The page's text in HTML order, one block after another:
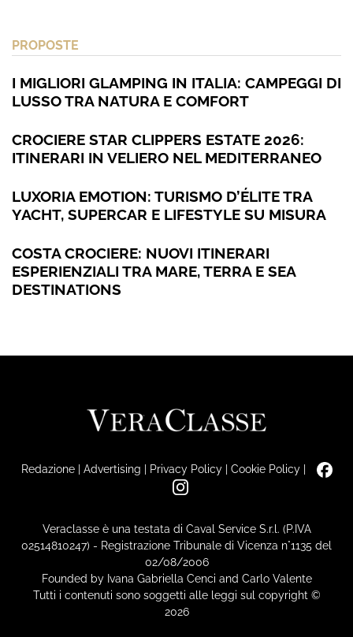
PROPOSTE
I MIGLIORI GLAMPING IN ITALIA: CAMPEGGI DI
LUSSO TRA NATURA E COMFORT
CROCIERE STAR CLIPPERS ESTATE 2026:
ITINERARI IN VELIERO NEL MEDITERRANEO
LUXORIA EMOTION: TURISMO D’ÉLITE TRA
YACHT, SUPERCAR E LIFESTYLE SU MISURA
COSTA CROCIERE: NUOVI ITINERARI
ESPERIENZIALI TRA MARE, TERRA E SEA
DESTINATIONS
Redazione| Advertising | Privacy Policy| Cookie Policy|
Veraclasse è una testata di Caval Service S.r.l. (P.IVA
02514810247) - Registrazione Tribunale di Vicenza n°1135 del
02/08/2006
Founded by Ivana Gabriella Cenci and Carlo Valente
Tutti i contenuti sono soggetti alle leggi sul copyright ©
2026